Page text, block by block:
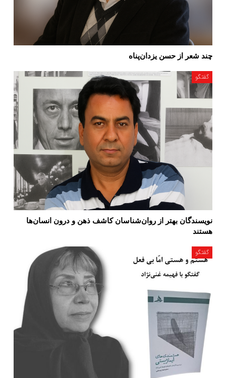
چند شعر از حسن یزدان‌پناه
گفتگو
نویسندگان بهتر از روان‌شناسان کاشف ذهن و درون انسان‌ها
هستند
گفتگو